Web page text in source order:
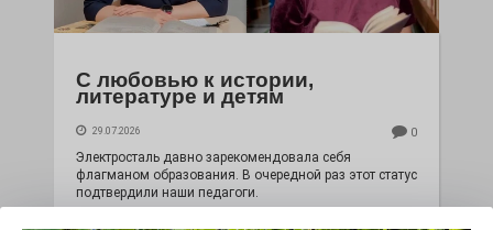
С любовью к истории,
литературе и детям
29.07.2026 0
Электросталь давно зарекомендовала себя
флагманом образования. В очередной раз этот статус
подтвердили наши педагоги.